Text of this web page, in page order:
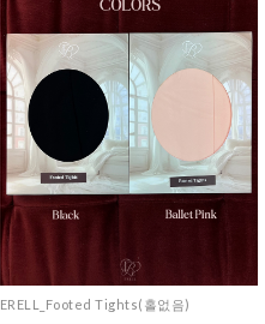
ERELL_Footed Tights(홀없음)